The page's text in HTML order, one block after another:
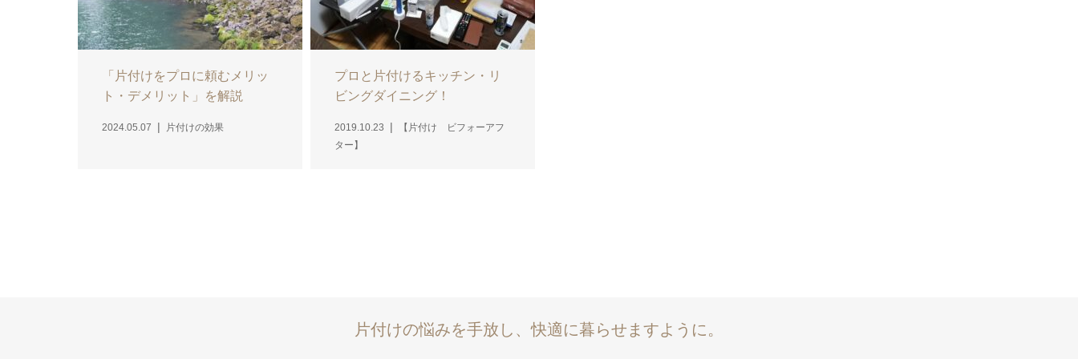
「片付けをプロに頼むメリッ
ト・デメリット」を解説
2024.05.07 片付けの効果
プロと片付けるキッチン・リ
ビングダイニング！
2019.10.23
【片付け ビフォーアフ
ター】
片付けの悩みを手放し、快適に暮らせますように。